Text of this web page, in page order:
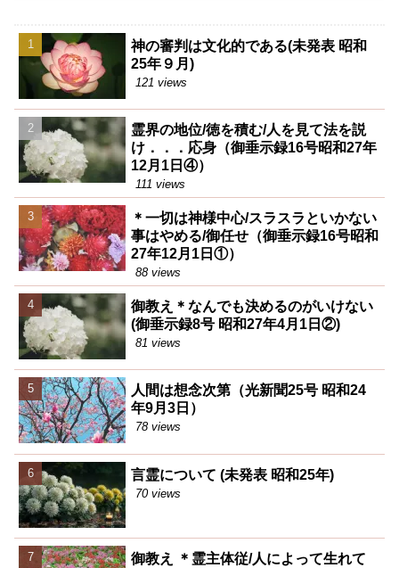
善悪一致だなんて言ったが、そ
れは真理だったのです
神の審判は文化的である(未発表 昭和
25年９月)
121 views
霊界の地位/徳を積む/人を見て法を説
け．．．応身（御垂示録16号昭和27年
12月1日④）
111 views
＊一切は神様中心/スラスラといかない
事はやめる/御任せ（御垂示録16号昭和
27年12月1日①）
88 views
御教え＊なんでも決めるのがいけない
(御垂示録8号 昭和27年4月1日②)
81 views
人間は想念次第（光新聞25号 昭和24
年9月3日）
78 views
言霊について (未発表 昭和25年)
70 views
御教え ＊霊主体従/人によって生れて